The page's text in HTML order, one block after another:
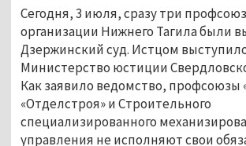
Сегодня, 3 июля, сразу три
организации Нижнего Тагила были
Дзержинский суд. Истцом
Министерство юстиции
Как заявило ведомство, профсоюзы
«Отделстроя» и Строительного
специализированного
управления не исполняют свои